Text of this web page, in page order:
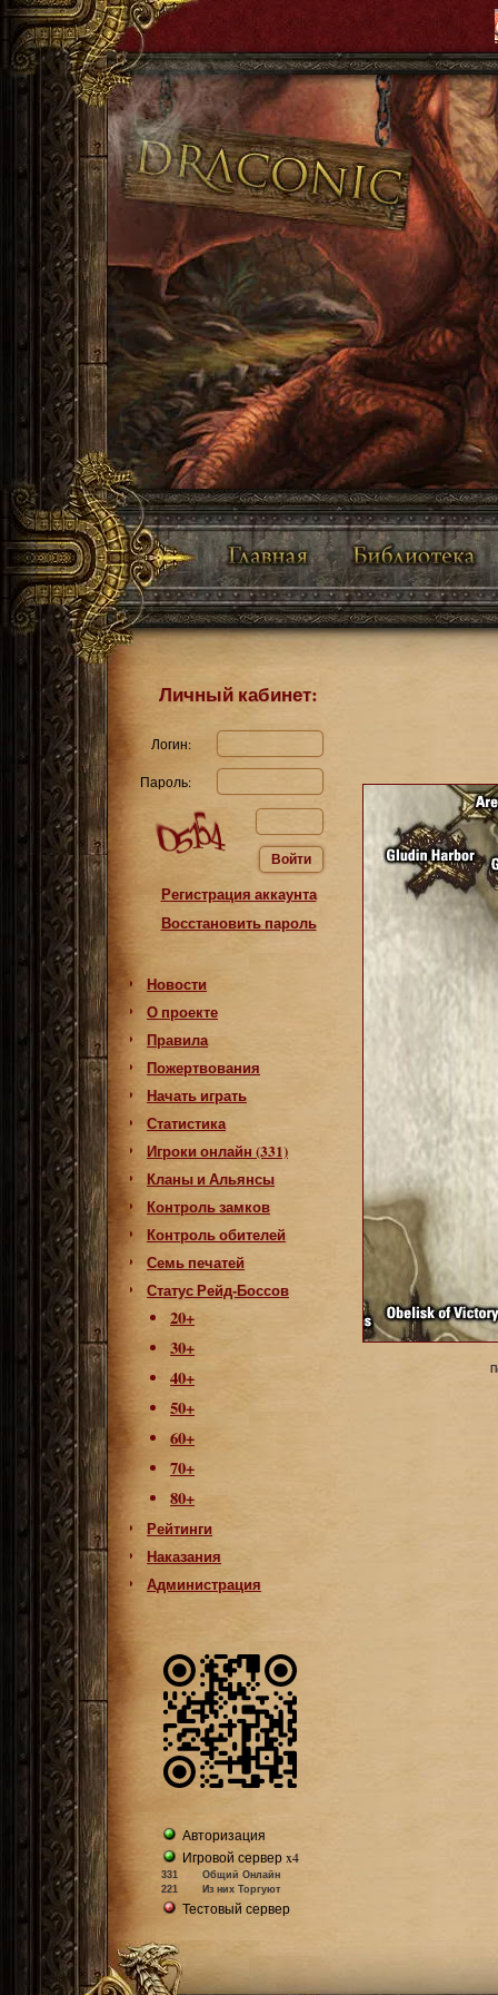
Личный кабинет:
Логин:
Пароль:
Войти
Регистрация аккаунта
Восстановить пароль
Новости
О проекте
Правила
Пожертвования
Начать играть
Статистика
Игроки онлайн (331)
Кланы и Альянсы
Контроль замков
Контроль обителей
Семь печатей
Статус Рейд-Боссов
20+
30+
40+
50+
60+
70+
80+
Рейтинги
Наказания
Администрация
Авторизация
Игровой сервер x4
331
Общий Онлайн
221
Из них Торгуют
Тестовый сервер